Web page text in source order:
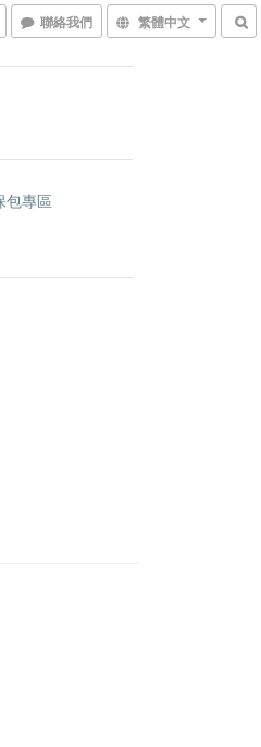
聯絡我們 繁體中文
包專區